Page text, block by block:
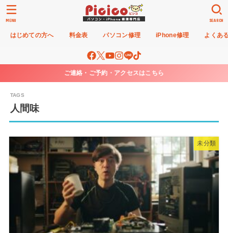
はじめての方へ 料金表 パソコン修理 iPhone修理 よくあ
SEARCH
MENU
ご連絡・ご予約・アクセスはこちら
人間味
未分類